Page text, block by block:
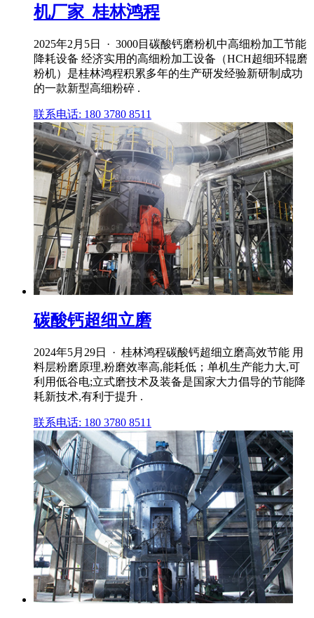
机厂家_桂林鸿程
2025年2月5日 · 3000目碳酸钙磨粉机中高细粉加工节能
降耗设备 经济实用的高细粉加工设备（HCH超细环辊磨
粉机）是桂林鸿程积累多年的生产研发经验新研制成功
的一款新型高细粉碎 .
联系电话: 180 3780 8511
碳酸钙超细立磨
2024年5月29日 · 桂林鸿程碳酸钙超细立磨高效节能 用
料层粉磨原理,粉磨效率高,能耗低；单机生产能力大,可
利用低谷电;立式磨技术及装备是国家大力倡导的节能降
耗新技术,有利于提升 .
联系电话: 180 3780 8511